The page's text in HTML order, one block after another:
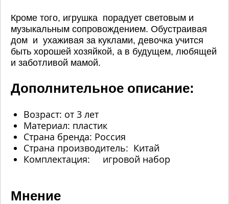
Кроме того, игрушка порадует световым и
музыкальным сопровождением. Обустраивая
дом и ухаживая за куклами, девочка учится
быть хорошей хозяйкой, а в будущем, любящей
и заботливой мамой.
Дополнительное описание:
Возраст: от 3 лет
Материал: пластик
Страна бренда: Россия
Страна производитель: Китай
Комплектация: игровой набор
Мнение